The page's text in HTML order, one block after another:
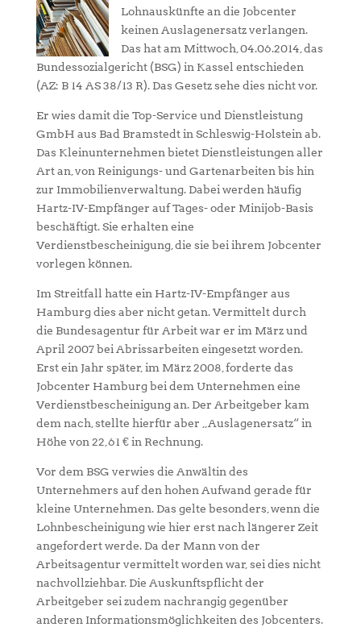
Lohnauskünfte an die Jobcenter
keinen Auslagenersatz verlangen.
Das hat am Mittwoch, 04.06.2014, das
Bundessozialgericht (BSG) in Kassel entschieden
(AZ: B 14 AS 38/13 R). Das Gesetz sehe dies nicht vor.
Er wies damit die Top-Service und Dienstleistung
GmbH aus Bad Bramstedt in Schleswig-Holstein ab.
Das Kleinunternehmen bietet Dienstleistungen aller
Art an, von Reinigungs- und Gartenarbeiten bis hin
zur Immobilienverwaltung. Dabei werden häufig
Hartz-IV-Empfänger auf Tages- oder Minijob-Basis
beschäftigt. Sie erhalten eine
Verdienstbescheinigung, die sie bei ihrem Jobcenter
vorlegen können.
Im Streitfall hatte ein Hartz-IV-Empfänger aus
Hamburg dies aber nicht getan. Vermittelt durch
die Bundesagentur für Arbeit war er im März und
April 2007 bei Abrissarbeiten eingesetzt worden.
Erst ein Jahr später, im März 2008, forderte das
Jobcenter Hamburg bei dem Unternehmen eine
Verdienstbescheinigung an. Der Arbeitgeber kam
dem nach, stellte hierfür aber „Auslagenersatz“ in
Höhe von 22,61 € in Rechnung.
Vor dem BSG verwies die Anwältin des
Unternehmers auf den hohen Aufwand gerade für
kleine Unternehmen. Das gelte besonders, wenn die
Lohnbescheinigung wie hier erst nach längerer Zeit
angefordert werde. Da der Mann von der
Arbeitsagentur vermittelt worden war, sei dies nicht
nachvollziehbar. Die Auskunftspflicht der
Arbeitgeber sei zudem nachrangig gegenüber
anderen Informationsmöglichkeiten des Jobcenters.